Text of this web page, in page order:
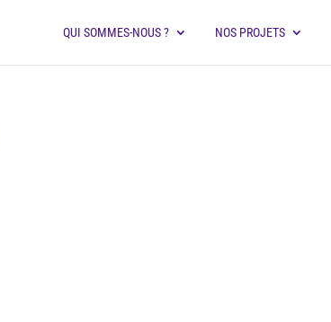
QUI SOMMES-NOUS ? NOS PROJETS